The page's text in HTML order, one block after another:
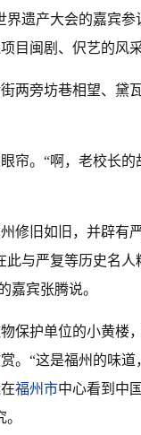
界遗产大会的嘉宾
项目闽剧、伬艺的
两旁坊巷相望、黛
帘。“啊，老校长
修旧如旧，并辟有
与严复等历史名
嘉宾张腾说。
保护单位的小黄楼
。“这是福州的味
福州市中心看到中